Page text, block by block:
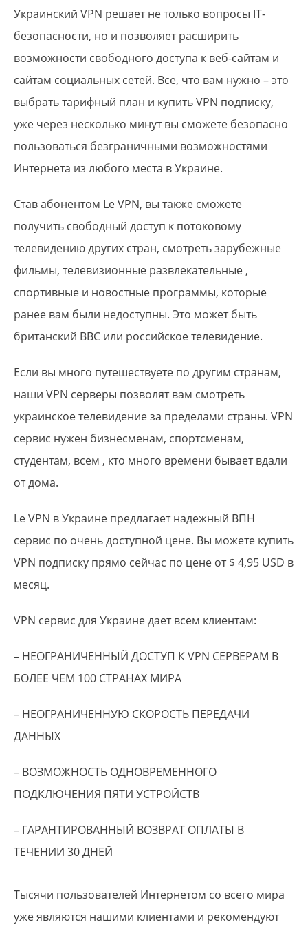
Украинский VPN решает не только вопросы IT-
безопасности, но и позволяет расширить
возможности свободного доступа к веб-сайтам и
сайтам социальных сетей. Все, что вам нужно – это
выбрать тарифный план и купить VPN подписку,
уже через несколько минут вы сможете безопасно
пользоваться безграничными возможностями
Интернета из любого места в Украине.
Став абонентом Le VPN, вы также сможете
получить свободный доступ к потоковому
телевидению других стран, смотреть зарубежные
фильмы, телевизионные развлекательные ,
спортивные и новостные программы, которые
ранее вам были недоступны. Это может быть
британский ВВС или российское телевидение.
Если вы много путешествуете по другим странам,
наши VPN серверы позволят вам смотреть
украинское телевидение за пределами страны. VPN
сервис нужен бизнесменам, спортсменам,
студентам, всем , кто много времени бывает вдали
от дома.
Le VPN в Украине предлагает надежный ВПН
сервис по очень доступной цене. Вы можете купить
VPN подписку прямо сейчас по цене от $ 4,95 USD в
месяц.
VPN сервис для Украине дает всем клиентам:
– НЕОГРАНИЧЕННЫЙ ДОСТУП К VPN СЕРВЕРАМ В
БОЛЕЕ ЧЕМ 100 СТРАНАХ МИРА
– НЕОГРАНИЧЕННУЮ СКОРОСТЬ ПЕРЕДАЧИ
ДАННЫХ
– ВОЗМОЖНОСТЬ ОДНОВРЕМЕННОГО
ПОДКЛЮЧЕНИЯ ПЯТИ УСТРОЙСТВ
– ГАРАНТИРОВАННЫЙ ВОЗВРАТ ОПЛАТЫ В
ТЕЧЕНИИ 30 ДНЕЙ
Тысячи пользователей Интернетом со всего мира
уже являются нашими клиентами и рекомендуют